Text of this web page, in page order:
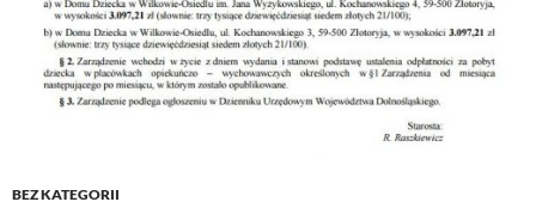
BEZ KATEGORII